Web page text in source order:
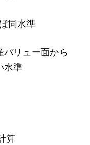
同水準
バリュー面から
水準
算